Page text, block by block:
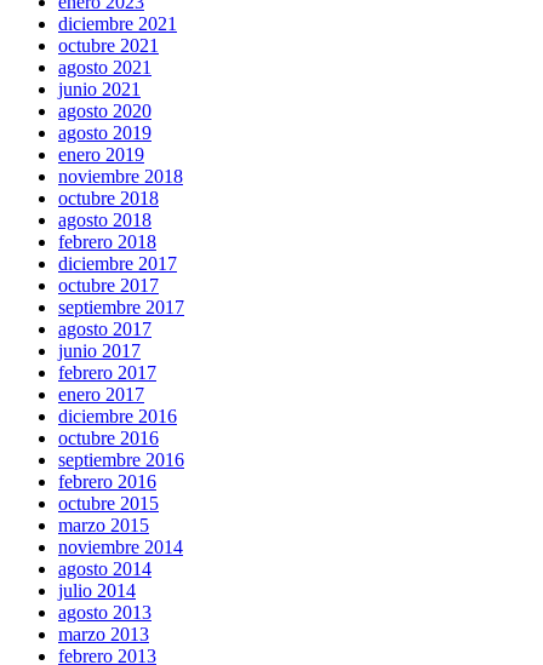
diciembre 2021
octubre 2021
agosto 2021
junio 2021
agosto 2020
agosto 2019
enero 2019
noviembre 2018
octubre 2018
agosto 2018
febrero 2018
diciembre 2017
octubre 2017
septiembre 2017
agosto 2017
junio 2017
febrero 2017
enero 2017
diciembre 2016
octubre 2016
septiembre 2016
febrero 2016
octubre 2015
marzo 2015
noviembre 2014
agosto 2014
julio 2014
agosto 2013
marzo 2013
febrero 2013